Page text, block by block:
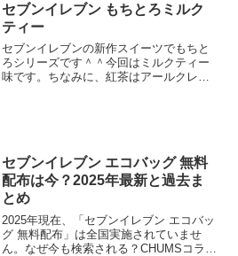
セブンイレブン もちとろミルク
ティー
セブンイレブンの新作スイーツでもちと
ろシリーズです＾＾今回はミルクティー
味です。ちなみに、紅茶はアールクレイ
セブンイレブン エコバッグ 無料
配布は今？2025年最新と過去ま
とめ
2025年現在、「セブンイレブン エコバッ
グ 無料配布」は全国実施されていませ
ん。なぜ今も検索される？CHUMSコラボ